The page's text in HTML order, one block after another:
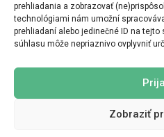
prehliadania a zobrazovať
technológiami nám umožní
prehliadaní alebo jedinečné ID na
súhlasu môže nepriaznivo ovplyvniť
Zobraziť